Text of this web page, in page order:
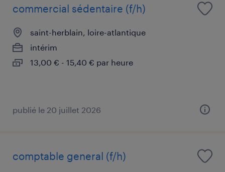
commercial sédentaire (f/h)
saint-herblain, loire-atlantique
intérim
13,00 € - 15,40 € par heure
publié le 20 juillet 2026
comptable general (f/h)